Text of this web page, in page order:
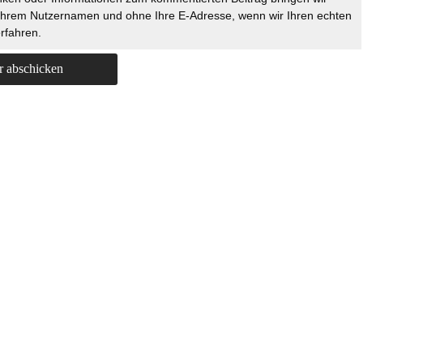
Nutzernamen und ohne Ihre E-Adresse, wenn wir Ihren echten